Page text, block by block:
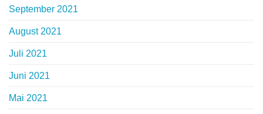
September 2021
August 2021
Juli 2021
Juni 2021
Mai 2021